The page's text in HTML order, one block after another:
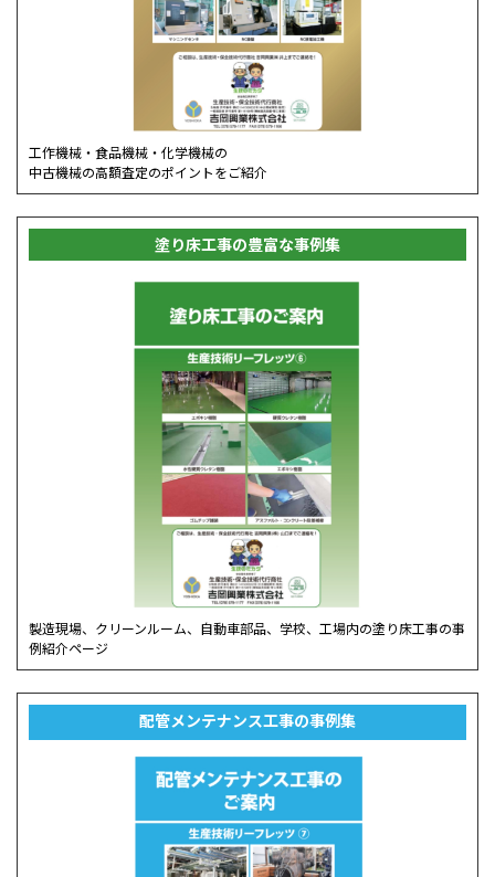
工作機械・食品機械・化学機械の
中古機械の高額査定のポイントをご紹介
塗り床工事の豊富な事例集
製造現場、クリーンルーム、自動車部品、学校、工場内の塗り床工事の事
例紹介ページ
配管メンテナンス工事の事例集